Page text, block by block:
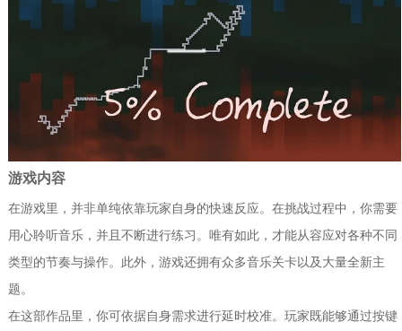
游戏内容
在游戏里，并非单纯依靠玩家自身的快速反应。在挑战过程中，你需要
用心聆听音乐，并且不断进行练习。唯有如此，才能从容应对各种不同
类型的节奏与操作。此外，游戏还拥有众多音乐关卡以及大量全新主
题。
在这部作品里，你可依据自身需求进行延时校准。玩家既能够通过按键